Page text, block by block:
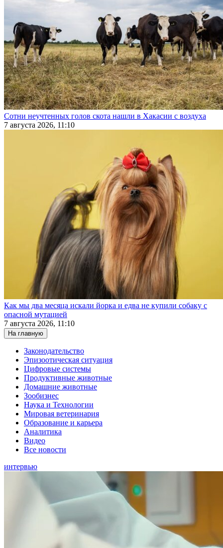
Сотни неучтенных голов скота нашли в Хакасии с воздуха
7 августа 2026, 11:10
Как мы два месяца искали йорка и едва не купили собаку с
опасной мутацией
7 августа 2026, 11:10
На главную
Законодательство
Эпизоотическая ситуация
Цифровые системы
Продуктивные животные
Домашние животные
Зообизнес
Наука и Технологии
Мировая ветеринария
Образование и карьера
Аналитика
Видео
Все новости
интервью